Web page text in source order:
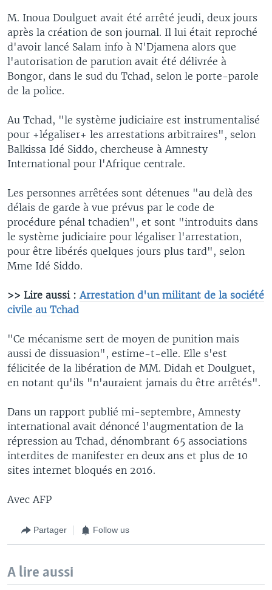
M. Inoua Doulguet avait été arrêté jeudi, deux jours
après la création de son journal. Il lui était reproché
d'avoir lancé Salam info à N'Djamena alors que
l'autorisation de parution avait été délivrée à
Bongor, dans le sud du Tchad, selon le porte-parole
de la police.
Au Tchad, "le système judiciaire est instrumentalisé
pour +légaliser+ les arrestations arbitraires", selon
Balkissa Idé Siddo, chercheuse à Amnesty
International pour l'Afrique centrale.
Les personnes arrêtées sont détenues "au delà des
délais de garde à vue prévus par le code de
procédure pénal tchadien", et sont "introduits dans
le système judiciaire pour légaliser l'arrestation,
pour être libérés quelques jours plus tard", selon
Mme Idé Siddo.
>> Lire aussi : Arrestation d'un militant de la société
civile au Tchad
"Ce mécanisme sert de moyen de punition mais
aussi de dissuasion", estime-t-elle. Elle s'est
félicitée de la libération de MM. Didah et Doulguet,
en notant qu'ils "n'auraient jamais du être arrêtés".
Dans un rapport publié mi-septembre, Amnesty
international avait dénoncé l'augmentation de la
répression au Tchad, dénombrant 65 associations
interdites de manifester en deux ans et plus de 10
sites internet bloqués en 2016.
Avec AFP
Partager Follow us
A lire aussi